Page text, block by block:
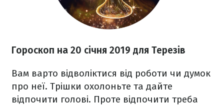
Гороскоп на 20 січня 2019 для Терезів
Вам варто відволіктися від роботи чи думок
про неї. Трішки охолоньте та дайте
відпочити голові. Проте відпочити треба